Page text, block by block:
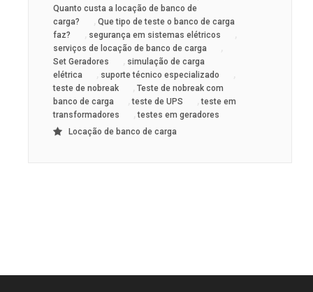
Quanto custa a locação de banco de
carga?
Que tipo de teste o banco de carga
faz?
segurança em sistemas elétricos
serviços de locação de banco de carga
Set Geradores
simulação de carga
elétrica
suporte técnico especializado
teste de nobreak
Teste de nobreak com
banco de carga
,teste de UPS ,teste em
transformadores
,testes em geradores
Locação de banco de carga